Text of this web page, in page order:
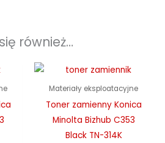
również…
Materiały eksploatacyjne
Toner zamienny Konica
Minolta Bizhub C353
Black TN-314K